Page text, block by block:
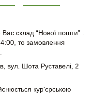
склад “Нової пошти” .
то замовлення
вул. Шота Руставелі, 2
кур'єрською